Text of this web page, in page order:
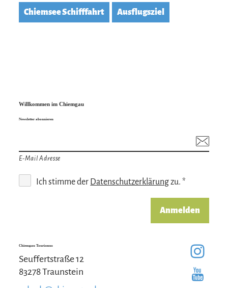
Chiemsee Schifffahrt Ausflugsziel
Willkommen im Chiemgau
Newsletter abonnieren
E-Mail Adresse
Ich stimme der Datenschutzerklärungzu. *
Anmelden
Chiemgau Tourismus
Seuffertstraße 12
83278 Traunstein